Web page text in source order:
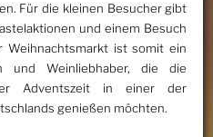
Für die kleinen Besucher gibt
und einem Besuch
Weihnachtsmarkt ist somit ein
und Weinliebhaber, die die
Adventszeit in einer der
genießen möchten.